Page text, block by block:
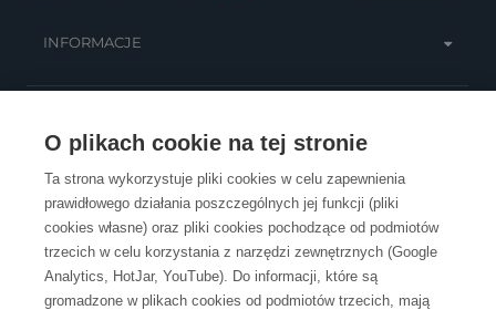
O plikach cookie na tej stronie
Ta strona wykorzystuje pliki cookies w celu zapewnienia
prawidłowego działania poszczególnych jej funkcji (pliki
cookies własne) oraz pliki cookies pochodzące od podmiotów
trzecich w celu korzystania z narzędzi zewnętrznych (Google
Analytics, HotJar, YouTube). Do informacji, które są
gromadzone w plikach cookies od podmiotów trzecich, mają
INFORMACJE
OBSŁUGA KLIENTA
KONTAKT